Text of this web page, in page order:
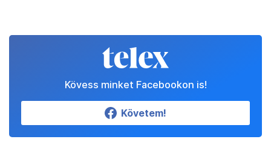
Kövess minket Facebookon is!
Követem!